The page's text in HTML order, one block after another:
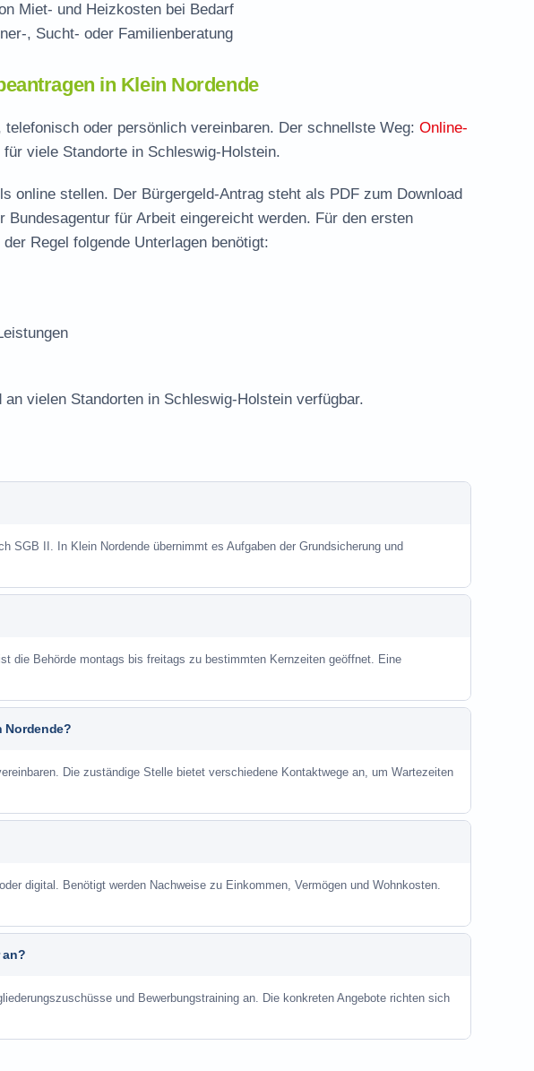
Miet- und Heizkosten bei Bedarf
, Sucht- oder Familienberatung
in Klein Nordende
oder persönlich vereinbaren. Der schnellste Weg: Online-
für viele Standorte in Schleswig-Holstein.
online stellen. Der Bürgergeld-Antrag steht als PDF zum Download
für Arbeit eingereicht werden. Für den ersten
Regel folgende Unterlagen benötigt:
vielen Standorten in Schleswig-Holstein verfügbar.
SGB II. In Klein Nordende übernimmt es Aufgaben der Grundsicherung und
die Behörde montags bis freitags zu bestimmten Kernzeiten geöffnet. Eine
Nordende?
Die zuständige Stelle bietet verschiedene Kontaktwege an, um Wartezeiten
digital. Benötigt werden Nachweise zu Einkommen, Vermögen und Wohnkosten.
an?
und Bewerbungstraining an. Die konkreten Angebote richten sich